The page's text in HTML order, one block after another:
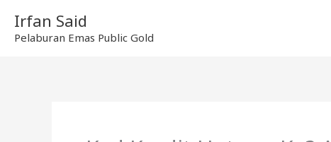
content
Irfan Said
Pelaburan Emas Public Gold